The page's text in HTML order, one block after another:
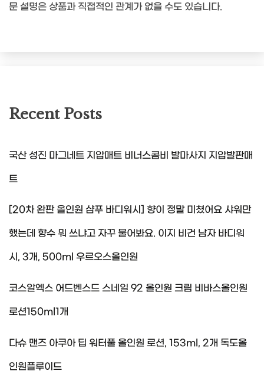
문 설명은 상품과 직접적인 관계가 없을 수도 있습니다.
Recent Posts
국산 성진 마그네트 지압매트 비너스콤비 발마사지 지압발판매
트
[20차 완판 올인원 샴푸 바디워시] 향이 정말 미쳤어요 샤워만
했는데 향수 뭐 쓰냐고 자꾸 물어봐요. 이지 비건 남자 바디워
시, 3개, 500ml 우르오스올인원
코스알엑스 어드벤스드 스네일 92 올인원 크림 비바스올인원
로션150ml1개
다슈 맨즈 아쿠아 딥 워터풀 올인원 로션, 153ml, 2개 독도올
인원플루이드